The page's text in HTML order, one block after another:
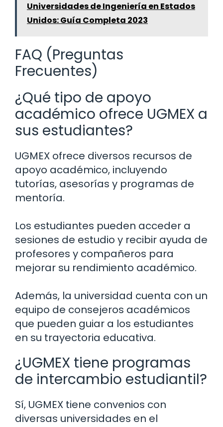
Universidades de Ingeniería en Estados
Unidos: Guía Completa 2023
FAQ (Preguntas
Frecuentes)
¿Qué tipo de apoyo
académico ofrece UGMEX a
sus estudiantes?
UGMEX ofrece diversos recursos de
apoyo académico, incluyendo
tutorías, asesorías y programas de
mentoría.
Los estudiantes pueden acceder a
sesiones de estudio y recibir ayuda de
profesores y compañeros para
mejorar su rendimiento académico.
Además, la universidad cuenta con un
equipo de consejeros académicos
que pueden guiar a los estudiantes
en su trayectoria educativa.
¿UGMEX tiene programas
de intercambio estudiantil?
Sí, UGMEX tiene convenios con
diversas universidades en el